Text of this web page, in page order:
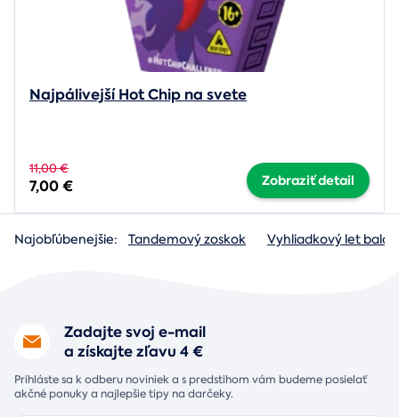
Najpálivejší Hot Chip na svete
11,00 €
7,00 € Zobraziť detail
Najobľúbenejšie: Tandemový zoskok Vyhliadkový let
Zadajte svoj e-mail
a získajte zľavu 4 €
Prihláste sa k odberu noviniek a s predstihom vám budeme posielať
akčné ponuky a najlepšie tipy na darčeky.